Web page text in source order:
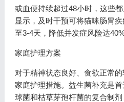
或血便持续超过48小时，这些
显示，及时干预可将猫咪肠胃
至3-4天，降低并发症风险达40%
家庭护理方案
对于精神状态良好、食欲正常
家庭护理措施。益生菌补充是
球菌和枯草芽孢杆菌的复合制